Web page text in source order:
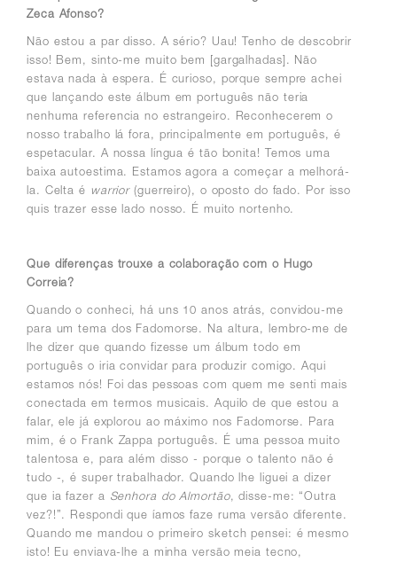
Zeca Afonso?
Não estou a par disso. A sério? Uau! Tenho de descobrir
isso! Bem, sinto-me muito bem [gargalhadas]. Não
estava nada à espera. É curioso, porque sempre achei
que lançando este álbum em português não teria
nenhuma referencia no estrangeiro. Reconhecerem o
nosso trabalho lá fora, principalmente em português, é
espetacular. A nossa língua é tão bonita! Temos uma
baixa autoestima. Estamos agora a começar a melhorá-
la. Celta é warrior(guerreiro), o oposto do fado. Por isso
quis trazer esse lado nosso. É muito nortenho.
Que diferenças trouxe a colaboração com o Hugo
Correia?
Quando o conheci, há uns 10 anos atrás, convidou-me
para um tema dos Fadomorse. Na altura, lembro-me de
lhe dizer que quando fizesse um álbum todo em
português o iria convidar para produzir comigo. Aqui
estamos nós! Foi das pessoas com quem me senti mais
conectada em termos musicais. Aquilo de que estou a
falar, ele já explorou ao máximo nos Fadomorse. Para
mim, é o Frank Zappa português. É uma pessoa muito
talentosa e, para além disso - porque o talento não é
tudo -, é super trabalhador. Quando lhe liguei a dizer
que ia fazer a Senhora do Almortão, disse-me: “Outra
vez?!”. Respondi que íamos faze ruma versão diferente.
Quando me mandou o primeiro sketch pensei: é mesmo
isto! Eu enviava-lhe a minha versão meia tecno,